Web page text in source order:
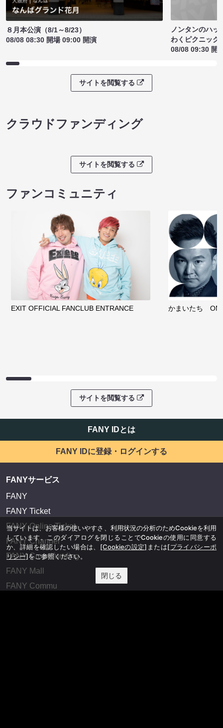
８月本公演（8/1～8/23）
08/08 08:30 開場 09:00 開演
ノンタンのハッ
わくピクニック
08/08 09:30 開
サイトを閲覧する
クラウドファンディング
サイトを閲覧する
ファンコミュニティ
EXIT OFFICIAL FANCLUB ENTRANCE かまいたち
サイトを閲覧する
FANY IDとは
FANY IDに登録・ログインする
FANYサービス
FANY
FANY Ticket
FANY Online Ticket
FANY Channel
FANY Crowdfunding
FANY Mall
FANY Commu
当サイトは、お客様の使いやすさ、利用状況の分析のためCookieを利用
しています。このダイアログを閉じることでCookieの使用に同意する
か、詳細を確認したい場合は、 [Cookieの設定] または[プライバシーポ
リシー]をご参照ください。
閉じる